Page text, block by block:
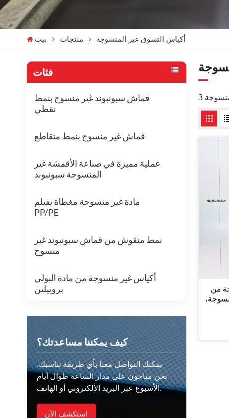
بيت منتجات أكياس التسوق غير المنسوجة
فئات
قماش سبونبوند غير منسوج بنمط
نقطي
قماش غير منسوج بنمط متقاطع
عملية مميزة في صناعة الأقمشة غير
المنسوجة سبونبوند
مادة غير منسوجة مغطاة بفيلم
PP/PE
نمط منقوش من قماش سبونبوند غير
منسوج
أكياس غير منسوجة من مادة البولي
بروبيلين
كيف يمكننا مساعدتك؟
يمكنك التواصل معنا بأي طريقة تناسبك.
نحن متاحون على مدار الساعة طوال أيام
الأسبوع عبر البريد الإلكتروني أو الهاتف.
استكشف الآن
من
غير منسوجة،